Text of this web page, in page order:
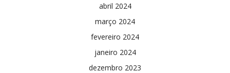
abril 2024
março 2024
fevereiro 2024
janeiro 2024
dezembro 2023